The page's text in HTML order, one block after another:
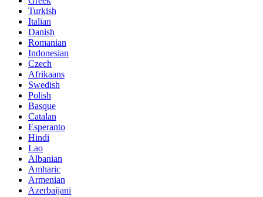
Turkish
Italian
Danish
Romanian
Indonesian
Czech
Afrikaans
Swedish
Polish
Basque
Catalan
Esperanto
Hindi
Lao
Albanian
Amharic
Armenian
Azerbaijani